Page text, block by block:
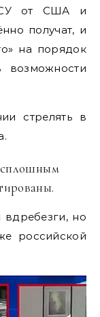
от США и
получат, и
на порядок
стрелять в
но
российской